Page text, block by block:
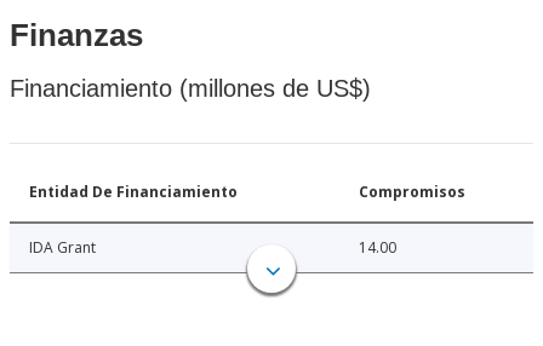
Finanzas
Financiamiento (millones de US$)
Entidad De Financiamiento Compromisos
IDA Grant 14.00